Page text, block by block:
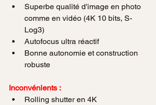
Superbe qualité d'image en photo
comme en vidéo (4K 10 bits, S-
Log3)
Autofocus ultra réactif
Bonne autonomie et construction
robuste
Inconvénients :
Rolling shutter en 4K